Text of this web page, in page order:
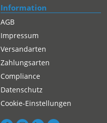
Information
AGB
Impressum
Versandarten
Zahlungsarten
Compliance
Datenschutz
Cookie-Einstellungen